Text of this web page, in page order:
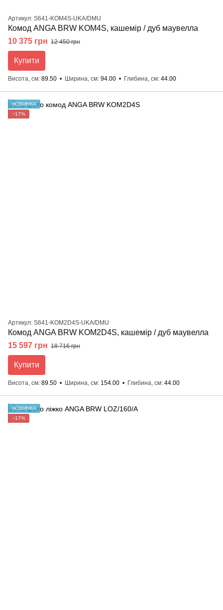
Артикул: S641-KOM4S-UKA/DMU
Комод ANGA BRW KOM4S, кашемір / дуб маувелла
10 375 грн 12 450 грн
Купити
Висота, см 89.50 Ширина, см 94.00 Глибина, см 44.00
НОВИНКА
−17%
Артикул: S641-KOM2D4S-UKA/DMU
Комод ANGA BRW KOM2D4S, кашемір / дуб маувелла
15 597 грн 18 716 грн
Купити
Висота, см 89.50 Ширина, см 154.00 Глибина, см 44.00
НОВИНКА
−17%